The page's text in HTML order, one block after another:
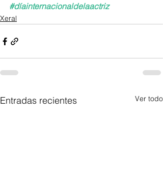
#díainternacionaldelaactriz
Xeral
Entradas recientes Ver todo